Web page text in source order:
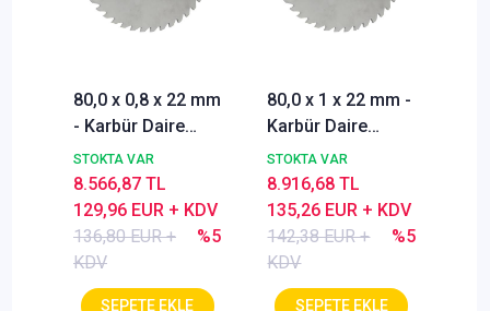
80,0 x 0,8 x 22 mm
- Karbür Daire
Testere, Dairesel
Testere Bıçağı,
DIN1838 B, Kaba
Dişli, Z=64
STOKTA VAR
136,80 EUR +
KDV
%5
129,96 EUR + KDV
8.566,87 TL
80,0 x 1 x 22 mm -
Karbür Daire
Testere, Dairesel
Testere Bıçağı,
DIN1838 B, Kaba
Dişli, Z=48
STOKTA VAR
142,38 EUR +
KDV
%5
135,26 EUR + KDV
8.916,68 TL